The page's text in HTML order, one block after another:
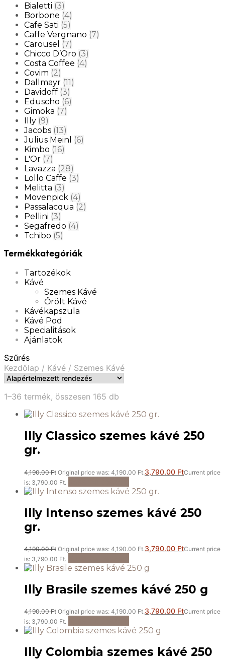
Bialetti (3)
Borbone (4)
Cafe Sati (5)
Caffe Vergnano (7)
Carousel
(7)
Chicco D’Oro (3)
Costa Coffee (4)
Covim (2)
Dallmayr (11)
Davidoff (3)
Eduscho (6)
Gimoka (7)
Illy (9)
Jacobs (13)
Julius Meinl
(6)
Kimbo (16)
L'Or (7)
Lavazza (28)
Lollo Caffe (3)
Melitta (3)
Movenpick (4)
Passalacqua (2)
Pellini (3)
Segafredo (4)
Tchibo (5)
Termékkategóriák
Tartozékok
Kávé
Szemes Kávé
Őrölt Kávé
Kávékapszula
Kávé Pod
Specialitások
Ajánlatok
Szűrés
Kezdőlap / Kávé / Szemes Kávé
1–36 termék, összesen 165 db
Illy Classico szemes kávé 250
gr.
4,190.00Ft Original price was: 4,190.00 Ft.3,790.00 FtCurrent price
is: 3,790.00 Ft.
Illy Intenso szemes kávé 250
gr.
4,190.00Ft Original price was: 4,190.00 Ft.3,790.00 FtCurrent price
is: 3,790.00 Ft.
Illy Brasile szemes kávé 250 g
4,190.00Ft Original price was: 4,190.00 Ft.3,790.00 FtCurrent price
is: 3,790.00 Ft.
Illy Colombia szemes kávé 250